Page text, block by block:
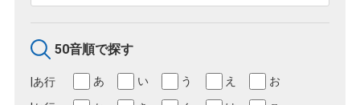
50音順で探す
あ い う え お